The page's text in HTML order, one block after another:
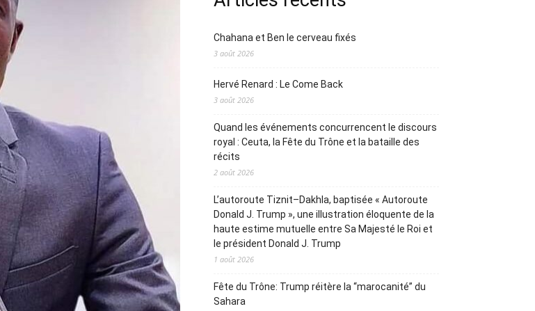
Chahana et Ben le cerveau fixés
3 août 2026
Hervé Renard : Le Come Back
3 août 2026
Quand les événements concurrencent le discours
royal : Ceuta, la Fête du Trône et la bataille des
récits
2 août 2026
L’autoroute Tiznit–Dakhla, baptisée « Autoroute
Donald J. Trump », une illustration éloquente de la
haute estime mutuelle entre Sa Majesté le Roi et
le président Donald J. Trump
1 août 2026
Fête du Trône: Trump réitère la “marocanité” du
Sahara